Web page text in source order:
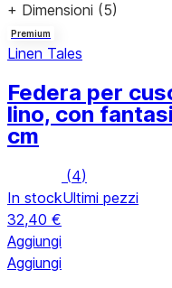
+ Dimensioni (5)
Premium
Linen Tales
Federa per
lino, con
cm
(4)
In stockUltimi pezzi
32,40 €
Aggiungi
Aggiungi